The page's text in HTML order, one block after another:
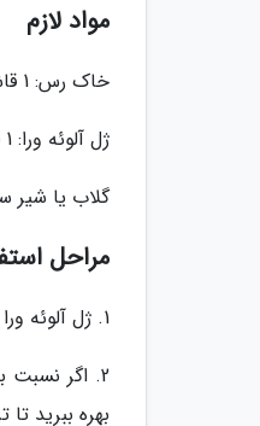
مواد لازم
خاک رس: 1 قاشق غذاخوری
ژل آلوئه ورا: 1 قاشق غذاخوری
گلاب یا شیر
مراحل
1. ژل آلوئه ورا و خاک رس را با هم ترکیب کنید.
2. اگر
بهره ببرید